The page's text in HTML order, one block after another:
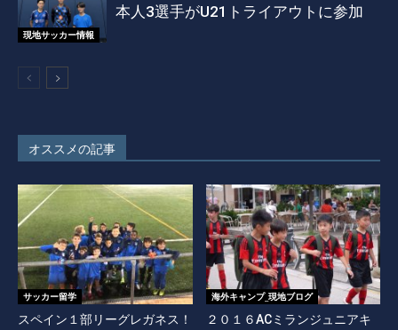
現地サッカー情報
本人3選手がU21トライアウトに参加
オススメの記事
サッカー留学
スペイン１部リーグレガネス！
海外キャンプ_現地ブログ
２０１６ACミランジュニアキ